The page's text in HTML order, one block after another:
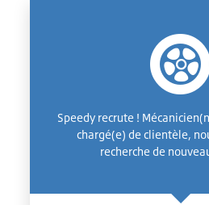
Speedy recrute !
chargé(e) de clientèle,
recherche de